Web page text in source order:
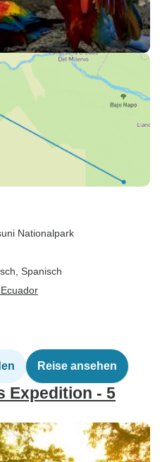
Nationalpark
Spanisch
Reise ansehen
Expedition - 5